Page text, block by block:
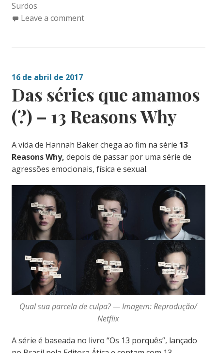
Surdos
Leave a comment
16 de abril de 2017
Das séries que amamos
(?) – 13 Reasons Why
A vida de Hannah Baker chega ao fim na série 13
Reasons Why, depois de passar por uma série de
agressões emocionais, física e sexual.
Qual sua parcela de culpa? — Imagem: Reprodução/
Netflix
A série é baseada no livro “Os 13 porquês”, lançado